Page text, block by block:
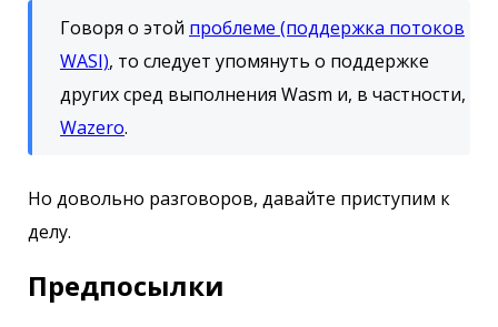
Говоря о этой проблеме (поддержка потоков
WASI), то следует упомянуть о поддержке
других сред выполнения Wasm и, в частности,
Wazero.
Но довольно разговоров, давайте приступим к
делу.
Предпосылки